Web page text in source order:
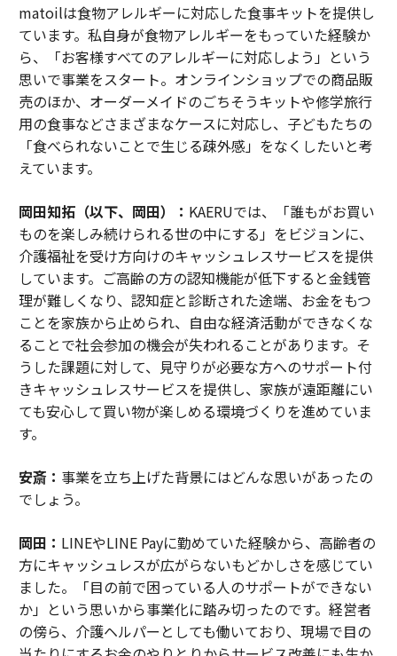
matoilは食物アレルギーに対応した食事キットを提供し
ています。私自身が食物アレルギーをもっていた経験か
ら、「お客様すべてのアレルギーに対応しよう」という
思いで事業をスタート。オンラインショップでの商品販
売のほか、オーダーメイドのごちそうキットや修学旅行
用の食事などさまざまなケースに対応し、子どもたちの
「食べられないことで生じる疎外感」をなくしたいと考
えています。
岡田知拓（以下、岡田）： KAERUでは、「誰もがお買い
ものを楽しみ続けられる世の中にする」をビジョンに、
介護福祉を受け方向けのキャッシュレスサービスを提供
しています。ご高齢の方の認知機能が低下すると金銭管
理が難しくなり、認知症と診断された途端、お金をもつ
ことを家族から止められ、自由な経済活動ができなくな
ることで社会参加の機会が失われることがあります。そ
うした課題に対して、見守りが必要な方へのサポート付
きキャッシュレスサービスを提供し、家族が遠距離にい
ても安心して買い物が楽しめる環境づくりを進めていま
す。
安斎： 事業を立ち上げた背景にはどんな思いがあったの
でしょう。
岡田： LINEやLINE Payに勤めていた経験から、高齢者の
方にキャッシュレスが広がらないもどかしさを感じてい
ました。「目の前で困っている人のサポートができない
か」という思いから事業化に踏み切ったのです。経営者
の傍ら、介護ヘルパーとしても働いており、現場で目の